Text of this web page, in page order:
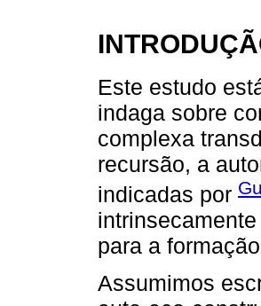
Este estudo
indaga sobre
complexa
recursão, a
indicadas por
para a
Assumimos